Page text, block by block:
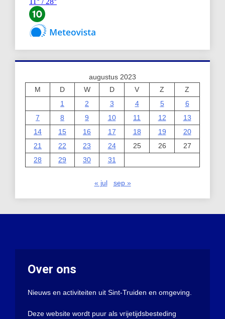
augustus 2023
M
D W D V Z
Z
1
2 3 4 5
6
7
8 9 10 11 12
13
14
15 16 17 18 19
20
21
22 23 24 25 26
27
28
29 30 31
« jul sep »
Over ons
Nieuws en activiteiten uit Sint-Truiden en omgeving.
Deze website wordt puur als vrijetijdsbesteding